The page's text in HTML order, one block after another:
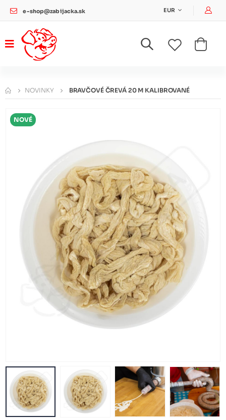
e-shop@zabijacka.sk EUR
NOVINKY BRAVČOVÉ ČREVÁ 20 M KALIBROVANÉ
NOVÉ